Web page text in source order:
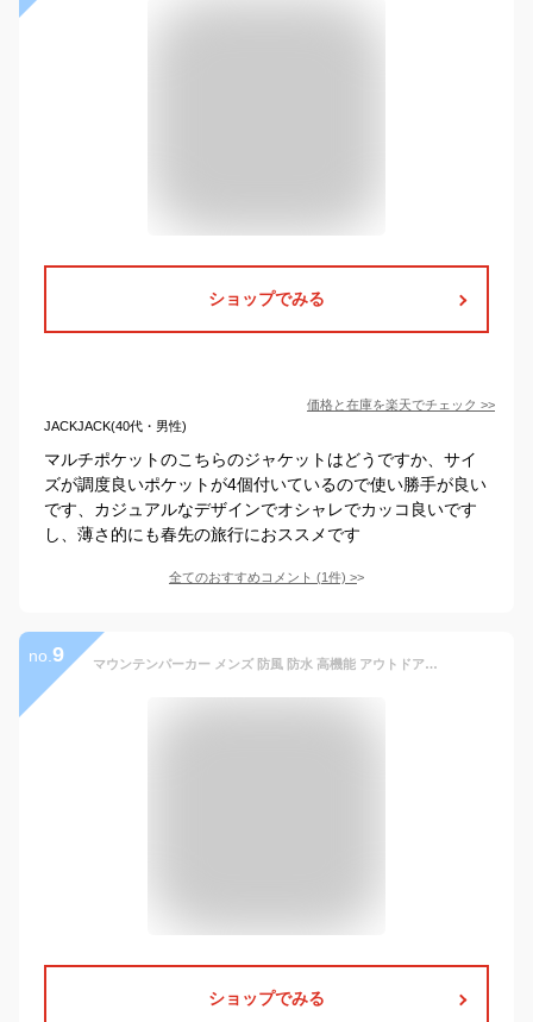
ショップでみる
価格と在庫を楽天でチェック >>
JACKJACK(40代・男性)
マルチポケットのこちらのジャケットはどうですか、サイ
ズが調度良いポケットが4個付いているので使い勝手が良い
です、カジュアルなデザインでオシャレでカッコ良いです
し、薄さ的にも春先の旅行におススメです
全てのおすすめコメント (1件) >
no. 9 マウンテンパーカー メンズ 防風 防水 高機能 アウトドア スポーツ 登山 アメカジ ワークテイスト フード付き 多ポケット ルーズフィット ゆったり 春秋 秋冬 ポリエステル素材
ショップでみる